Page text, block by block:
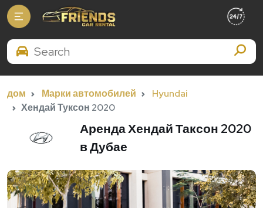
Search Brands
дом Марки автомобилей
Hyundai
Хендай Туксон 2020
Аренда Хендай Таксон 2020
в Дубае